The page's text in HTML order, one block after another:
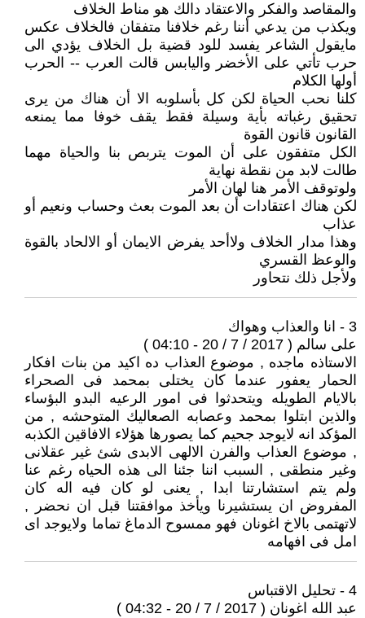
والمقاصد والفكر والاعتقاد دالك هو مناط الخلاف
ويكذب من يدعي أننا رغم خلافنا متفقان فالخلاف عكس
مايقول الشاعر يفسد للود قضية بل الخلاف يؤدي الى
حرب تأتي على الأخضر واليابس قالت العرب -- الحرب
أولها الكلام
كلنا نحب الحياة لكن كل بأسلوبه الا أن هناك من يرى
تحقيق رغباته بأية وسيلة فقط يقف خوفا مما يمنعه
القانون قانون القوة
الكل متفقون على أن الموت يتربص بنا والحياة مهما
طالت لابد من نقطة نهاية
ولوتوقف الأمر هنا لهان الأمر
لكن هناك اعتقادات أن بعد الموت بعث وحساب ونعيم أو
عذاب
وهذا مدار الخلاف ولاأحد يفرض الايمان أو الالحاد بالقوة
والوعظ القسري
ولأجل ذلك نتحاور
3 - انا والعذاب وهواك
على سالم ( 2017 / 7 / 20 - 04:10 )
الاستاذه ماجده , موضوع العذاب ده اكيد من بنات افكار
الحمار يعفور عندما كان يختلى بمحمد فى الصحراء
بالايام الطويله ويتحدثوا فى امور الرعيه البدو البؤساء
والذين ابتلوا بمحمد وعصابه الصعاليك المتوحشه , من
المؤكد انه لايوجد جحيم كما يصورها هؤلاء الافاقين الكذبه
, موضوع العذاب والفرن الالهى الابدى شئ غير عقلانى
وغير منطقى , السبب اننا جئنا الى هذه الحياه رغم عنا
ولم يتم استشارتنا ابدا , يعنى لو كان فيه اله كان
المفروض ان يستشيرنا ويأخذ موافقتنا قبل ان نحضر ,
لاتهتمى بالاخ اغونان فهو ممسوح الدماغ تماما ولايوجد اى
امل فى افهامه
4 - تحليل الاقتباس
عبد الله اغونان ( 2017 / 7 / 20 - 04:32 )